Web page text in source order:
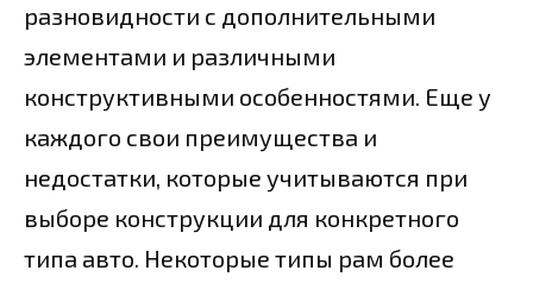
разновидности с дополнительными
элементами и различными
конструктивными особенностями. Еще у
каждого свои преимущества и
недостатки, которые учитываются при
выборе конструкции для конкретного
типа авто. Некоторые типы рам более